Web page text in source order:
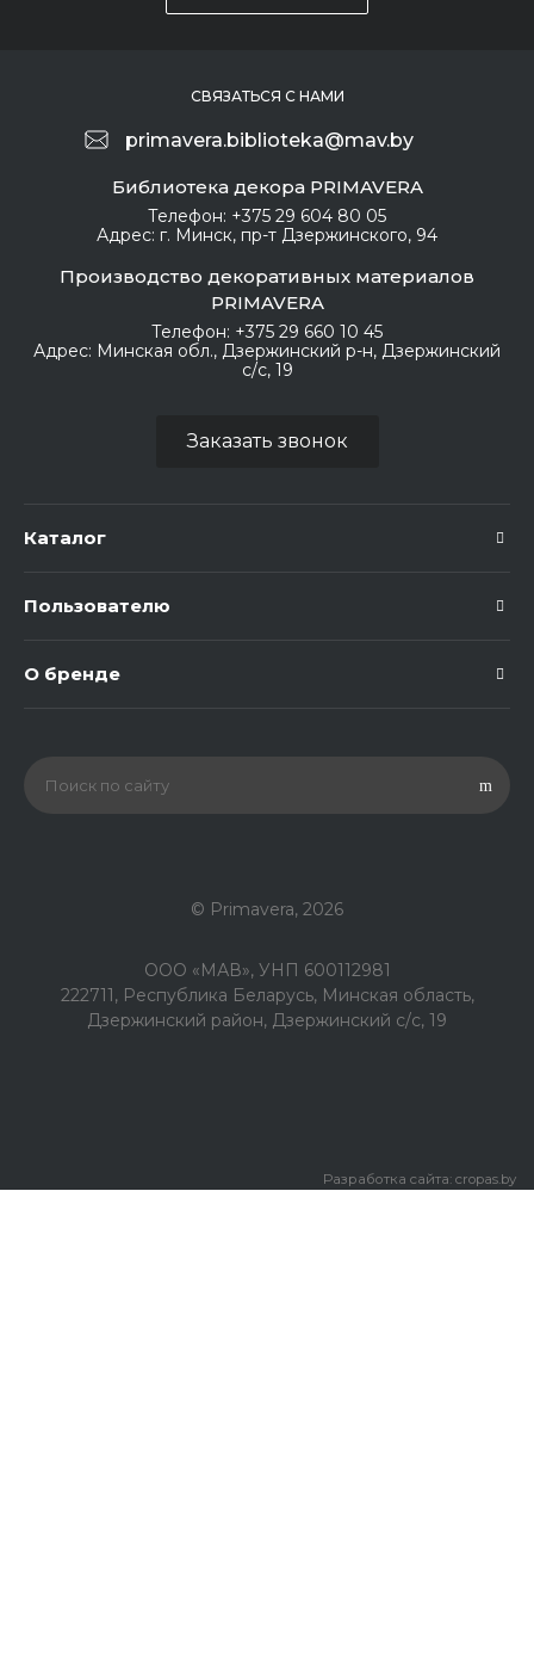
СВЯЗАТЬСЯ С НАМИ
primavera.biblioteka@mav.by
Библиотека декора PRIMAVERA
Телефон: +375 29 604 80 05
Адрес: г. Минск, пр-т Дзержинского, 94
Производство декоративных материалов
PRIMAVERA
Телефон: +375 29 660 10 45
Адрес: Минская обл., Дзержинский р-н, Дзержинский
с/с, 19
Заказать звонок
Каталог
Пользователю
О бренде
© Primavera, 2026
ООО «МАВ», УНП 600112981
222711, Республика Беларусь, Минская область,
Дзержинский район, Дзержинский с/с, 19
Разработка сайта: cropas.by